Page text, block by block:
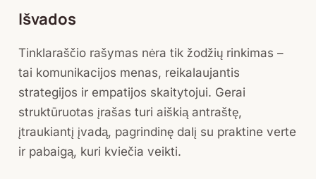
Išvados
Tinklaraščio rašymas nėra tik žodžių rinkimas –
tai komunikacijos menas, reikalaujantis
strategijos ir empatijos skaitytojui. Gerai
struktūruotas įrašas turi aiškią antraštę,
įtraukiantį įvadą, pagrindinę dalį su praktine verte
ir pabaigą, kuri kviečia veikti.